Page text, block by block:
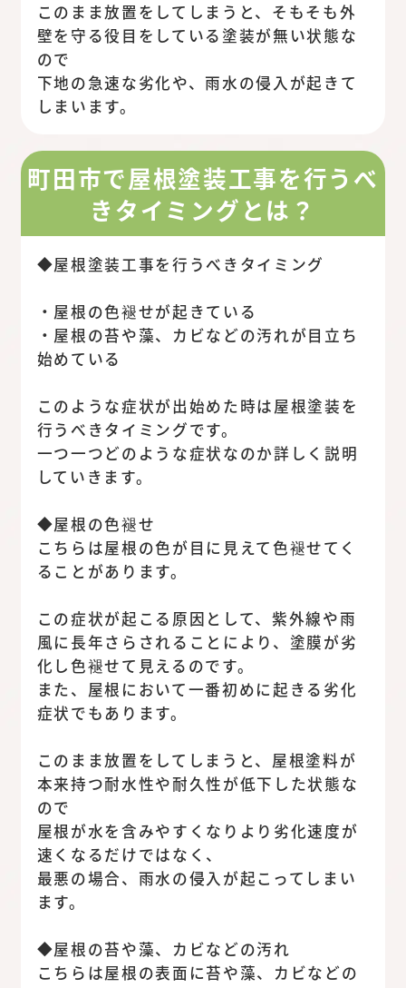
このまま放置をしてしまうと、そもそも外
壁を守る役目をしている塗装が無い状態な
ので
下地の急速な劣化や、雨水の侵入が起きて
しまいます。
町田市で屋根塗装工事を行うべ
きタイミングとは？
◆屋根塗装工事を行うべきタイミング
・屋根の色褪せが起きている
・屋根の苔や藻、カビなどの汚れが目立ち
始めている
このような症状が出始めた時は屋根塗装を
行うべきタイミングです。
一つ一つどのような症状なのか詳しく説明
していきます。
◆屋根の色褪せ
こちらは屋根の色が目に見えて色褪せてく
ることがあります。
この症状が起こる原因として、紫外線や雨
風に長年さらされることにより、塗膜が劣
化し色褪せて見えるのです。
また、屋根において一番初めに起きる劣化
症状でもあります。
このまま放置をしてしまうと、屋根塗料が
本来持つ耐水性や耐久性が低下した状態な
ので
屋根が水を含みやすくなりより劣化速度が
速くなるだけではなく、
最悪の場合、雨水の侵入が起こってしまい
ます。
◆屋根の苔や藻、カビなどの汚れ
こちらは屋根の表面に苔や藻、カビなどの